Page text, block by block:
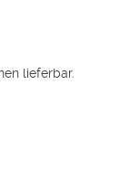
lieferbar.